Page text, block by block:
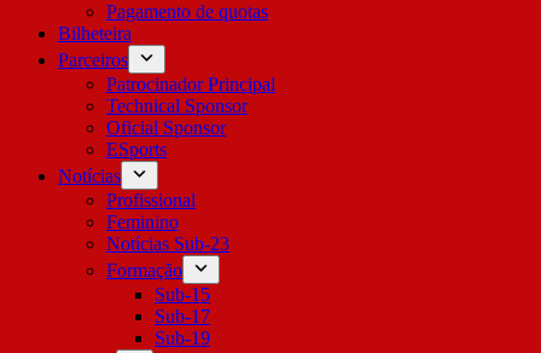
Pagamento de quotas
Bilheteira
Parceiros
Patrocinador Principal
Technical Sponsor
Oficial Sponsor
ESports
Notícias
Profissional
Feminino
Notícias Sub-23
Formação
Sub-15
Sub-17
Sub-19